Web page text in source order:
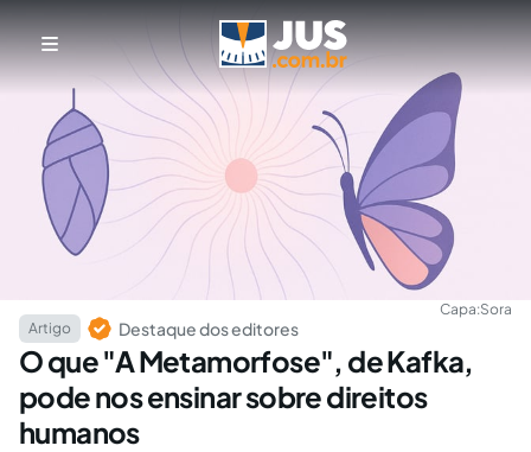
Capa:Sora
Artigo
Destaque dos editores
O que "A Metamorfose", de Kafka,
pode nos ensinar sobre direitos
humanos